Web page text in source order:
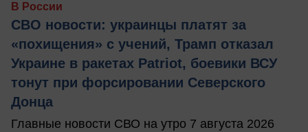
В России
СВО новости: украинцы платят за
«похищения» с учений, Трамп отказал
Украине в ракетах Patriot, боевики ВСУ
тонут при форсировании Северского
Донца
Главные новости СВО на утро 7 августа 2026